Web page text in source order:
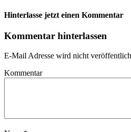
Hinterlasse jetzt einen Kommentar
Kommentar hinterlassen
E-Mail Adresse wird nicht
Kommentar